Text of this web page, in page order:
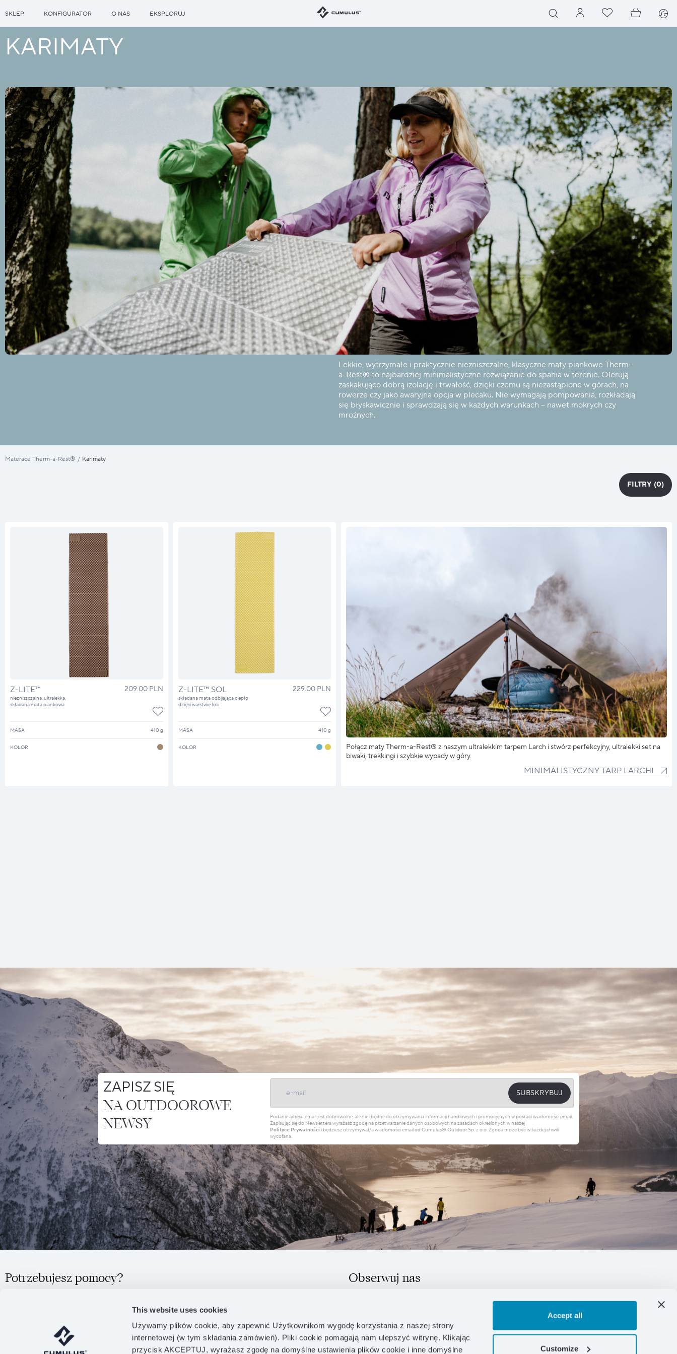
This website uses cookies
Używamy plików cookie, aby zapewnić Użytkownikom wygodę korzystania z naszej strony
internetowej (w tym składania zamówień). Pliki cookie pomagają nam ulepszyć witrynę. Klikając
przycisk AKCEPTUJ, wyrażasz zgodę na domyślne ustawienia plików cookie i inne domyślne
Accept all
Customize
SKLEP KONFIGURATOR O NAS EKSPLORUJ
KARIMATY
Lekkie, wytrzymałe i praktycznie niezniszczalne, klasyczne maty piankowe Therm-
a-Rest® to najbardziej minimalistyczne rozwiązanie do spania w terenie. Oferują
zaskakująco dobrą izolację i trwałość, dzięki czemu są niezastąpione w górach, na
rowerze czy jako awaryjna opcja w plecaku. Nie wymagają pompowania, rozkładają
się błyskawicznie i sprawdzają się w każdych warunkach – nawet mokrych czy
mroźnych.
Materace Therm-a-Rest® / Karimaty
FILTRY (0)
209.00 PLN
Z-LITE™
niezniszczalna, ultralekka,
składana mata piankowa
MASA 410 g
KOLOR
229.00 PLN
Z-LITE™ SOL
składana mata odbijająca ciepło
dzięki warstwie folii
MASA 410 g
KOLOR
Połącz maty Therm-a-Rest® z naszym ultralekkim tarpem Larch i stwórz perfekcyjny, ultralekki set na
biwaki, trekkingi i szybkie wypady w góry.
MINIMALISTYCZNY TARP LARCH!
ZAPISZ SIĘ
NA OUTDOOROWE
NEWSY
SUBSKRYBUJ
Podanie adresu email jest dobrowolne, ale niezbędne do otrzymywania informacji handlowych i promocyjnych w postaci wiadomości email.
Zapisując się do Newslettera wyrażasz zgodę na przetwarzanie danych osobowych na zasadach określonych w naszej
Polityce Prywatności i będziesz otrzymywał/a wiadomości email od Cumulus® Outdoor Sp. z o.o. Zgoda może być w każdej chwili
wycofana.
Potrzebujesz pomocy? Obserwuj nas